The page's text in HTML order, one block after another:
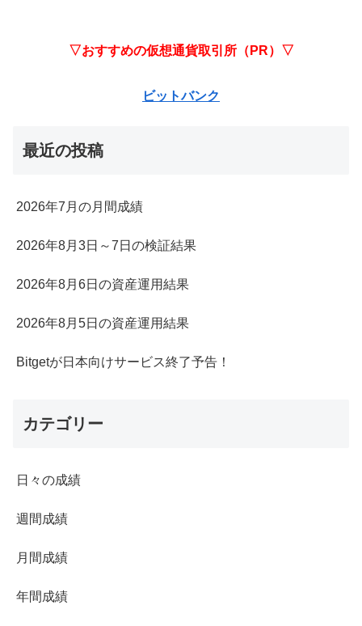
▽おすすめの仮想通貨取引所（PR）▽
ビットバンク
最近の投稿
2026年7月の月間成績
2026年8月3日～7日の検証結果
2026年8月6日の資産運用結果
2026年8月5日の資産運用結果
Bitgetが日本向けサービス終了予告！
カテゴリー
日々の成績
週間成績
月間成績
年間成績